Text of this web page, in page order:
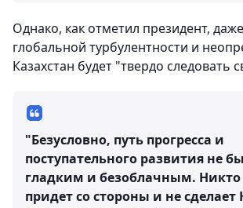
Однако, как отметил президент,
глобальной турбулентности и
Казахстан будет "твердо следовать
"Безусловно, путь прогресса и
поступательного развития не
гладким и безоблачным.
придет со стороны и не сделает